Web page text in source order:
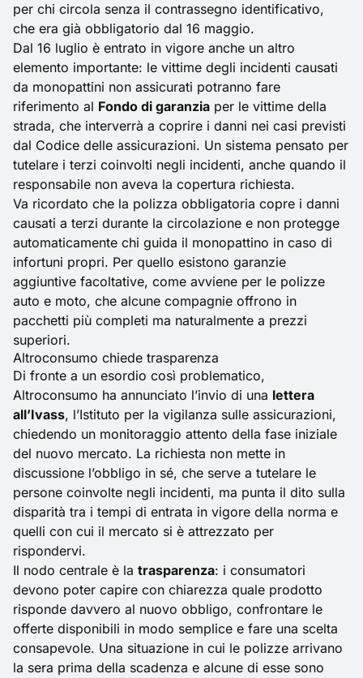
per chi circola senza il contrassegno identificativo,
che era già obbligatorio dal 16 maggio.
Dal 16 luglio è entrato in vigore anche un altro
elemento importante: le vittime degli incidenti causati
da monopattini non assicurati potranno fare
riferimento al Fondo di garanzia per le vittime della
strada, che interverrà a coprire i danni nei casi previsti
dal Codice delle assicurazioni. Un sistema pensato per
tutelare i terzi coinvolti negli incidenti, anche quando il
responsabile non aveva la copertura richiesta.
Va ricordato che la polizza obbligatoria copre i danni
causati a terzi durante la circolazione e non protegge
automaticamente chi guida il monopattino in caso di
infortuni propri. Per quello esistono garanzie
aggiuntive facoltative, come avviene per le polizze
auto e moto, che alcune compagnie offrono in
pacchetti più completi ma naturalmente a prezzi
superiori.
Altroconsumo chiede trasparenza
Di fronte a un esordio così problematico,
Altroconsumo ha annunciato l’invio di una lettera
all’Ivass, l’Istituto per la vigilanza sulle assicurazioni,
chiedendo un monitoraggio attento della fase iniziale
del nuovo mercato. La richiesta non mette in
discussione l’obbligo in sé, che serve a tutelare le
persone coinvolte negli incidenti, ma punta il dito sulla
disparità tra i tempi di entrata in vigore della norma e
quelli con cui il mercato si è attrezzato per
rispondervi.
Il nodo centrale è la trasparenza: i consumatori
devono poter capire con chiarezza quale prodotto
risponde davvero al nuovo obbligo, confrontare le
offerte disponibili in modo semplice e fare una scelta
consapevole. Una situazione in cui le polizze arrivano
la sera prima della scadenza e alcune di esse sono